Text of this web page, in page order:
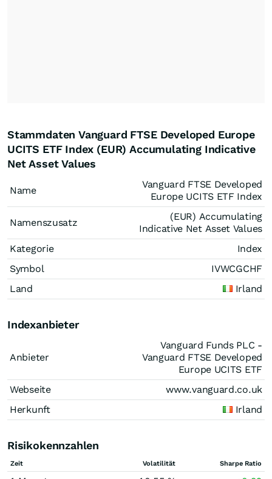
Stammdaten Vanguard FTSE Developed Europe
UCITS ETF Index (EUR) Accumulating Indicative
Net Asset Values
Name
Vanguard FTSE Developed
Europe UCITS ETF Index
Namenszusatz
(EUR) Accumulating
Indicative Net Asset Values
Kategorie
Index
Symbol
IVWCGCHF
Land
Irland
Indexanbieter
Anbieter
Vanguard Funds PLC -
Vanguard FTSE Developed
Europe UCITS ETF
Webseite
www.vanguard.co.uk
Herkunft
Irland
Risikokennzahlen
Zeit Volatilität Sharpe Ratio